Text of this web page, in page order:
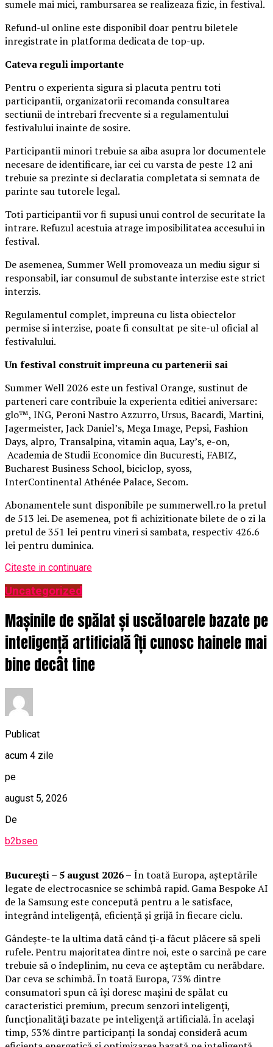
sumele mai mici, rambursarea se realizeaza fizic, in festival.
Refund-ul online este disponibil doar pentru biletele
inregistrate in platforma dedicata de top-up.
Cateva reguli importante
Pentru o experienta sigura si placuta pentru toti
participantii, organizatorii recomanda consultarea
sectiunii de intrebari frecvente si a regulamentului
festivalului inainte de sosire.
Participantii minori trebuie sa aiba asupra lor documentele
necesare de identificare, iar cei cu varsta de peste 12 ani
trebuie sa prezinte si declaratia completata si semnata de
parinte sau tutorele legal.
Toti participantii vor fi supusi unui control de securitate la
intrare. Refuzul acestuia atrage imposibilitatea accesului in
festival.
De asemenea, Summer Well promoveaza un mediu sigur si
responsabil, iar consumul de substante interzise este strict
interzis.
Regulamentul complet, impreuna cu lista obiectelor
permise si interzise, poate fi consultat pe site-ul oficial al
festivalului.
Un festival construitimpreuna cu partenerii sai
Summer Well 2026 este un festival Orange, sustinut de
parteneri care contribuie la experienta editiei aniversare:
glo™, ING, Peroni Nastro Azzurro, Ursus, Bacardi, Martini,
Jagermeister, Jack Daniel’s, Mega Image, Pepsi, Fashion
Days, alpro, Transalpina, vitamin aqua, Lay’s, e-on,
Academia de Studii Economice din Bucuresti, FABIZ,
Bucharest Business School, biciclop, syoss,
InterContinental Athénée Palace, Secom.
Abonamentele sunt disponibile pe summerwell.ro la pretul
de 513 lei. De asemenea, pot fi achizitionate bilete de o zi la
pretul de 351 lei pentru vineri si sambata, respectiv 426.6
lei pentru duminica.
Citeste in continuare
Uncategorized
Mașinile de spălat și uscătoarele bazate pe
inteligență artificială îți cunosc hainele mai
bine decât tine
Publicat
acum 4 zile
pe
august 5, 2026
De
b2bseo
București – 5 august 2026 – În toată Europa, așteptările
legate de electrocasnice se schimbă rapid. Gama Bespoke AI
de la Samsung este concepută pentru a le satisface,
integrând inteligență, eficiență și grijă în fiecare ciclu.
Gândește-te la ultima dată când ți-a făcut plăcere să speli
rufele. Pentru majoritatea dintre noi, este o sarcină pe care
trebuie să o îndeplinim, nu ceva ce așteptăm cu nerăbdare.
Dar ceva se schimbă. În toată Europa, 73% dintre
consumatori spun că își doresc mașini de spălat cu
caracteristici premium, precum senzori inteligenți,
funcționalități bazate pe inteligență artificială. În același
timp, 53% dintre participanți la sondaj consideră acum